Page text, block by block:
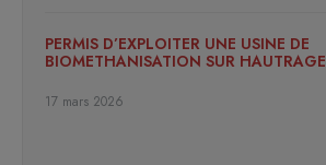
PERMIS D’EXPLOITER UNE USINE DE
BIOMETHANISATION SUR HAUTRAGE
17 mars 2026